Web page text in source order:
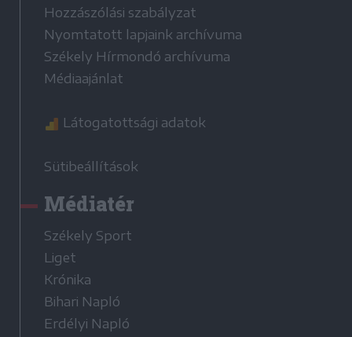
Hozzászólási szabályzat
Nyomtatott lapjaink archívuma
Székely Hírmondó archívuma
Médiaajánlat
Látogatottsági adatok
Sütibeállítások
Médiatér
Székely Sport
Liget
Krónika
Bihari Napló
Erdélyi Napló